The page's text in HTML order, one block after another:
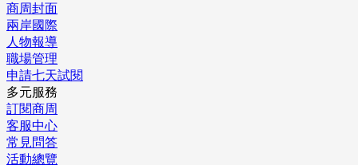
商周封面
兩岸國際
人物報導
職場管理
申請七天試閱
多元服務
訂閱商周
客服中心
常見問答
活動總覽